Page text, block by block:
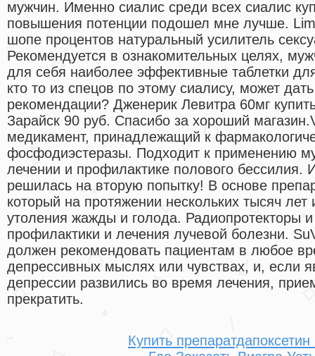
мужчин. Именно сиалис среди всех сиалис
повышения потенции подошел мне лучше.
шопе процентов натуральный усилитель
Рекомендуется в ознакомительных целях,
для себя наиболее эффективные таблетки
кто то из спецов по этому сиалису, может
рекомендации? Дженерик Левитра 60мг
Зарайск 90 руб. Спасибо за хороший
медикамент, принадлежащий к
фосфодиэстеразы. Подходит к применению
лечении и профилактике полового бессилия.
решилась на вторую попытку! В основе
который на протяжении нескольких тысяч лет
утоления жажды и голода. Радиопротекторы
профилактики и лечения лучевой болезни.
должен рекомендовать пациентам в любое
депрессивных мыслях или чувствах, и, если
депрессии развились во время лечения,
прекратить.
Купить